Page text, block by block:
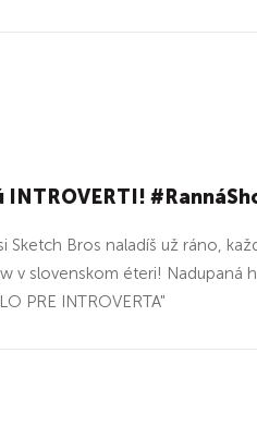
INTROVERTI!
Sketch Bros naladíš už ráno,
v slovenskom éteri! Nadupaná
PRE INTROVERTA"